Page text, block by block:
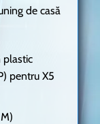
de casă
plastic
pentru X5